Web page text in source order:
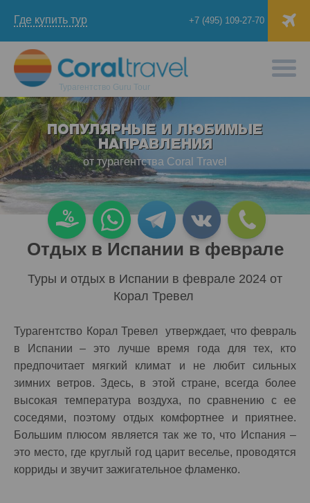
Где купить тур +7 (495) 109-27-70
Турагентство Guru Tour
ПОПУЛЯРНЫЕ И ЛЮБИМЫЕ
НАПРАВЛЕНИЯ
от турагентства Coral Travel
Отдых в Испании в феврале
Туры и отдых в Испании в феврале 2024 от
Корал Тревел
Турагентство Корал Тревел утверждает, что февраль
в Испании – это лучше время года для тех, кто
предпочитает мягкий климат и не любит сильных
зимних ветров. Здесь, в этой стране, всегда более
высокая температура воздуха, по сравнению с ее
соседями, поэтому отдых комфортнее и приятнее.
Большим плюсом является так же то, что Испания –
это место, где круглый год царит веселье, проводятся
корриды и звучит зажигательное фламенко.